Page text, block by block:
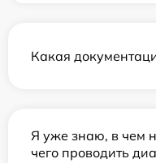
Какая
Я уже знаю, в чем
чего проводить